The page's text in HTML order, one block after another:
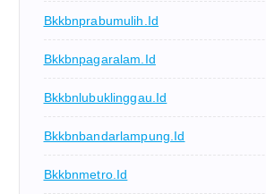
Bkkbnprabumulih.id
Bkkbnpagaralam.id
Bkkbnlubuklinggau.id
Bkkbnbandarlampung.id
Bkkbnmetro.id